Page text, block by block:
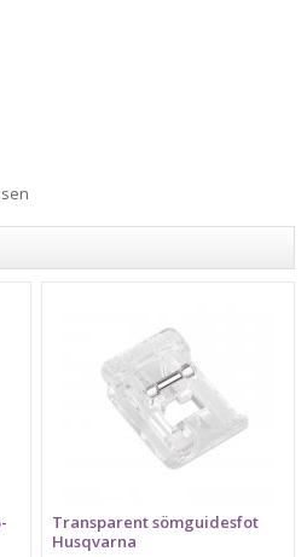
Transparent sömguidesfot
Husqvarna